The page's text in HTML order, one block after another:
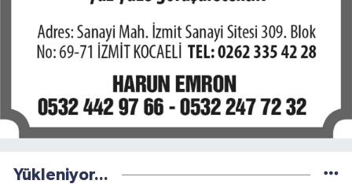
Yükleniyor...